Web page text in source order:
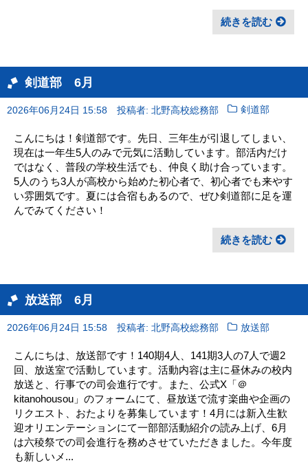
続きを読む
剣道部 6月
2026年06月24日 15:58 投稿者: 北野高校総務部 剣道部
こんにちは！剣道部です。先日、三年生が引退してしまい、
現在は一年生5人のみで元気に活動しています。部活内だけ
ではなく、普段の学校生活でも、仲良く助け合っています。
5人のうち3人が高校から始めた初心者で、初心者でも来やす
い雰囲気です。夏には合宿もあるので、ぜひ剣道部に足を運
んでみてください！
続きを読む
放送部 6月
2026年06月24日 15:58 投稿者: 北野高校総務部 放送部
こんにちは、放送部です！140期4人、141期3人の7人で週2
回、放送室で活動しています。活動内容は主に昼休みの校内
放送と、行事での司会進行です。また、公式X「＠
kitanohousou」のフォームにて、昼放送で流す楽曲や企画の
リクエスト、おたよりを募集しています！4月には新入生歓
迎オリエンテーションにて一部部活動紹介の読み上げ、6月
は六稜祭での司会進行を務めさせていただきました。今年度
も新しいメ...